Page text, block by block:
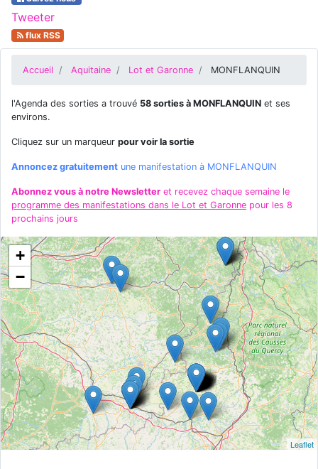
Tweeter
flux RSS
Accueil Aquitaine Lot et Garonne MONFLANQUIN
l'Agenda des sorties a trouvé 58 sorties à MONFLANQUIN et ses
environs.
Cliquez sur un marqueur pour voir la sortie
Annoncez gratuitement une manifestation à MONFLANQUIN
Abonnez vous à notre Newsletter et recevez chaque semaine le
programme des manifestations dans le Lot et Garonne pour les 8
prochains jours
+
−
Leaflet